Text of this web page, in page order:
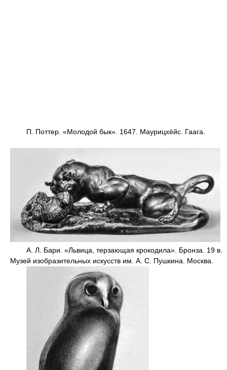
П. Поттер. «Молодой бык». 1647. Маурицхёйс. Гаага.
А. Л. Бари. «Львица, терзающая крокодила». Бронза. 19 в.
Музей изобразительных искусств им. А. С. Пушкина. Москва.